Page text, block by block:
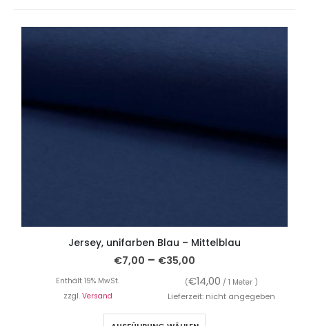
Jersey, unifarben Blau – Mittelblau
€7,00 – €35,00
Enthält 19% MwSt. (€14,00 / 1 Meter )
zzgl. Versand Lieferzeit: nicht angegeben